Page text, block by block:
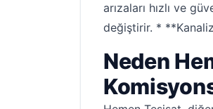
arızaları hızlı ve
değiştirir. *
Neden